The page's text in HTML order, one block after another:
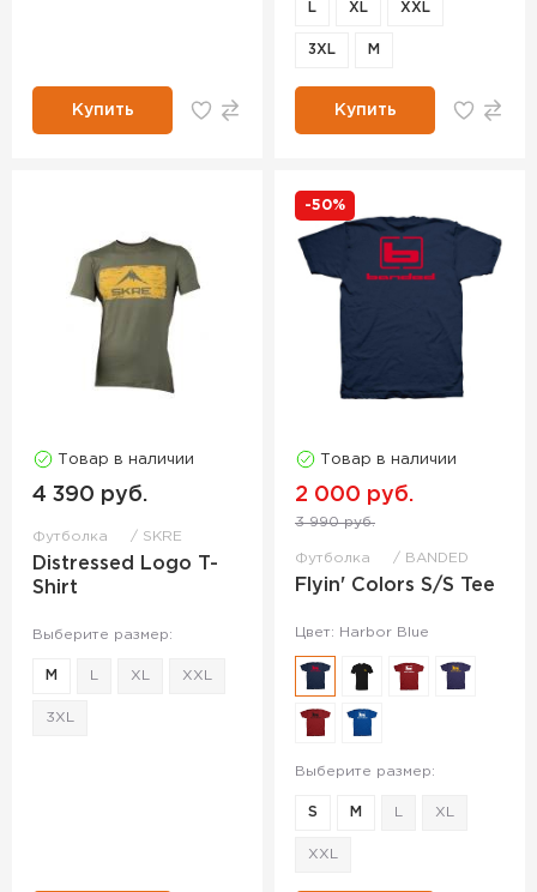
Купить
L XL XXL
3XL М
Купить
Товар в наличии
4 390 руб.
Футболка SKRE
Distressed Logo T-
Shirt
Выберите размер:
M XL XXL
3XL
-50%
Товар в наличии
2 000 руб.
3 990 руб.
Футболка BANDED
Flyin' Colors S/S Tee
Цвет: Harbor Blue
Выберите размер:
S M XL
XXL